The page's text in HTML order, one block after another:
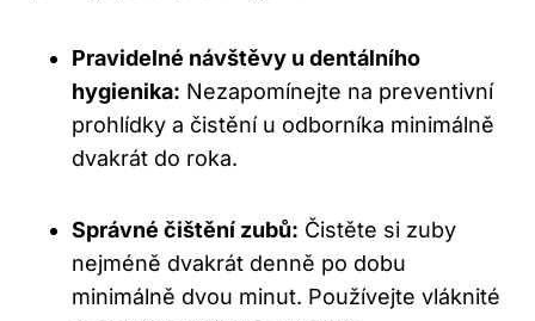
Pravidelné návštěvy u dentálního
hygienika: Nezapomínejte na preventivní
prohlídky a čistění u odborníka minimálně
dvakrát do roka.
Správné čištění zubů: Čistěte si zuby
nejméně dvakrát denně po dobu
minimálně dvou minut. Používejte vláknité